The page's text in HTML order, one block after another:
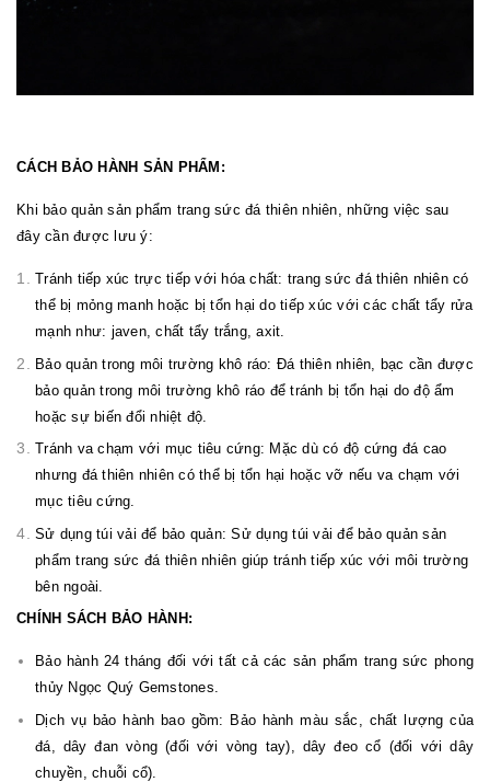
CÁCH BẢO HÀNH SẢN PHẨM:
Khi bảo quản sản phẩm trang sức đá thiên nhiên, những việc sau
đây cần được lưu ý:
Tránh tiếp xúc trực tiếp với hóa chất: trang sức đá thiên nhiên có
thể bị mỏng manh hoặc bị tổn hại do tiếp xúc với các chất tẩy rửa
mạnh như: javen, chất tẩy trắng, axit.
Bảo quản trong môi trường khô ráo: Đá thiên nhiên, bạc cần được
bảo quản trong môi trường khô ráo để tránh bị tổn hại do độ ẩm
hoặc sự biến đổi nhiệt độ.
Tránh va chạm với mục tiêu cứng: Mặc dù có độ cứng đá cao
nhưng đá thiên nhiên có thể bị tổn hại hoặc vỡ nếu va chạm với
mục tiêu cứng.
Sử dụng túi vải để bảo quản: Sử dụng túi vải để bảo quản sản
phẩm trang sức đá thiên nhiên giúp tránh tiếp xúc với môi trường
bên ngoài.
CHÍNH SÁCH BẢO HÀNH:
Bảo hành 24 tháng đối với tất cả các sản phẩm trang sức phong
thủy Ngọc Quý Gemstones.
Dịch vụ bảo hành bao gồm: Bảo hành màu sắc, chất lượng của
đá, dây đan vòng (đối với vòng tay), dây đeo cổ (đối với dây
chuyền, chuỗi cổ).